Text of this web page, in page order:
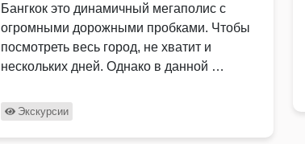
Бангкок это динамичный мегаполис с
огромными дорожными пробками. Чтобы
посмотреть весь город, не хватит и
нескольких дней. Однако в данной …
Экскурсии